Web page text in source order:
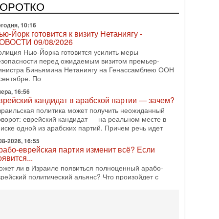
выборы могут быть сфальсифицированы,
проведение сорвано, а итоговые результаты
10:16
Йорк готовится к визиту Нетаниягу -
09/08/2026
Нью-Йорка готовится усилить меры
перед ожидаемым визитом премьер-
Биньямина Нетаниягу на Генассамблею ООН
По
16:56
кандидат в арабской партии — зачем?
политика может получить неожиданный
еврейский кандидат — на реальном месте в
одной из арабских партий. Причем речь идет
2026, 16:55
еврейская партия изменит всё? Если
ли в Израиле появиться полноценный арабо-
политический альянс? Что произойдет с